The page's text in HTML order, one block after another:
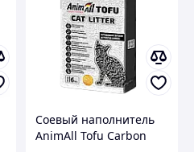
Соевый наполнитель
AnimAll Tofu Carbon